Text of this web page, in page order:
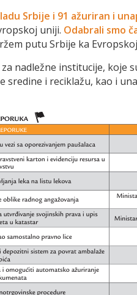
Srbije i 91 ažuriran i
uniji. Odabrali smo
putu Srbije ka
za nadležne institucije, koje
sredine i reciklažu, kao i